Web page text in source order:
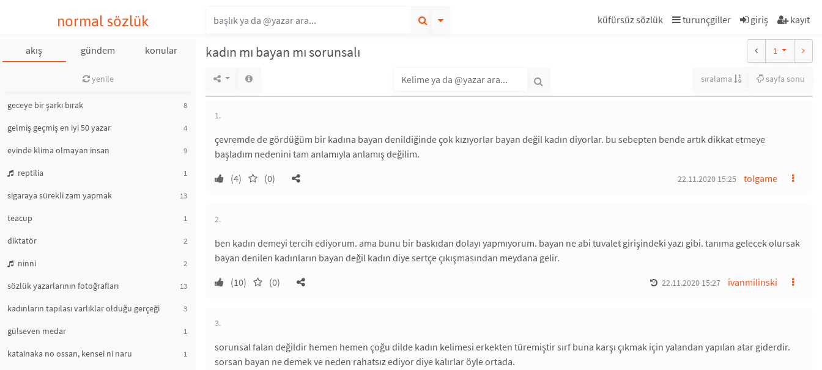
normal sözlük küfürsüz sözlük turunçgiller giriş kayıt
akış gündem konular
yenile
geceye bir şarkı bırak 8
gelmiş geçmiş en iyi 50 yazar 4
evinde klima olmayan insan 9
reptilia 1
sigaraya sürekli zam yapmak 13
teacup 1
diktatör 2
ninni 2
sözlük yazarlarının fotoğrafları 13
kadınların tapılası varlıklar olduğu gerçeği 3
gülseven medar 1
katainaka no ossan, kensei ni naru 1
kadın mı bayan mı sorunsalı 1
sıralama sayfa sonu
1.
çevremde de gördüğüm bir kadına bayan denildiğinde çok kızıyorlar bayan değil kadın diyorlar. bu sebepten bende artık dikkat etmeye
başladım nedenini tam anlamıyla anlamış değilim.
(4)
(0) tolgame
22.11.2020 15:25
2.
ben kadın demeyi tercih ediyorum. ama bunu bir baskıdan dolayı yapmıyorum. bayan ne abi tuvalet girişindeki yazı gibi. tanıma gelecek olursak
bayan denilen kadınların bayan değil kadın diye sertçe çıkışmasından meydana gelir.
(10)
(0) ivanmilinski
22.11.2020 15:27
3.
sorunsal falan değildir hemen hemen çoğu dilde kadın kelimesi erkekten türemiştir sırf buna karşı çıkmak için yalandan yapılan atar giderdir.
sorsan bayan ne demek ve neden rahatsız ediyor diye kalırlar öyle ortada.